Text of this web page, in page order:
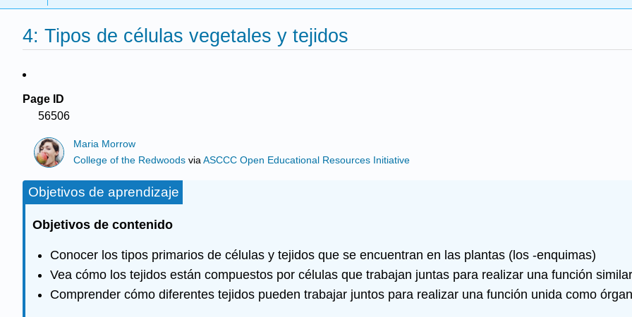
4: Tipos de células vegetales y tejidos
Page ID
56506
Maria Morrow
College of the Redwoods viaASCCC Open Educational Resources Initiative
Objetivos de aprendizaje
Objetivos de contenido
Conocer los tipos primarios de células y tejidos que se encuentran en las plantas (los -enquimas)
Vea cómo los tejidos están compuestos por células que trabajan juntas para realizar una función similar
Comprender cómo diferentes tejidos pueden trabajar juntos para realizar una función unida como